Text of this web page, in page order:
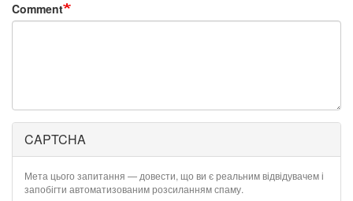
Comment
CAPTCHA
Мета цього запитання — довести, що ви є реальним відвідувачем і
запобігти автоматизованим розсиланням спаму.